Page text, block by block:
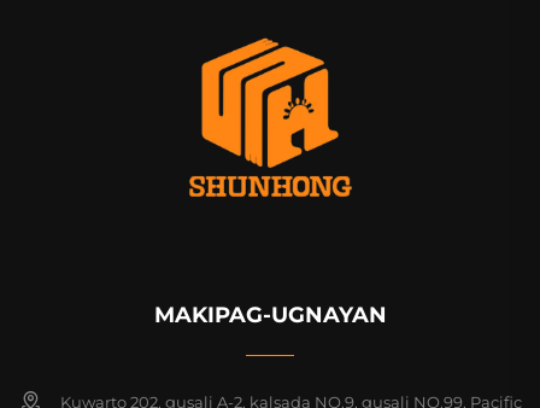
MAKIPAG-UGNAYAN
Kuwarto 202, gusali A-2, kalsada NO.9, gusali NO.99, Pacific